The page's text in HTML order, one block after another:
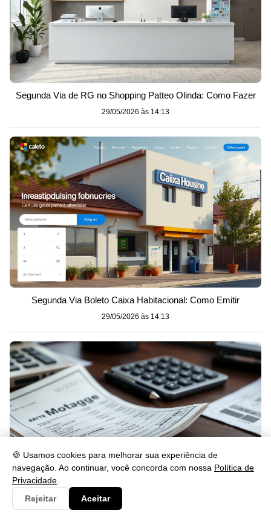
🍪 Usamos cookies para melhorar sua experiência de
navegação. Ao continuar, você concorda com nossa Política de
Privacidade
Rejeitar
Aceitar
Segunda Via de RG no Shopping Patteo Olinda: Como Fazer
29/05/2026 às 14:13
Segunda Via Boleto Caixa Habitacional: Como Emitir
29/05/2026 às 14:13
2ª Via da Fatura Caixa Habitação: Como Emitir Rápido